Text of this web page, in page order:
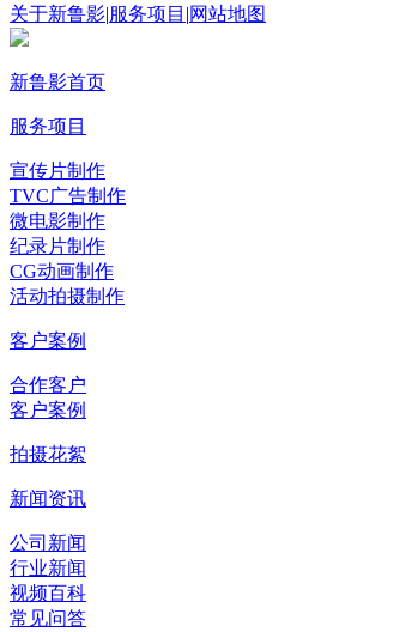
关于新鲁影|服务项目 |网站地图
新鲁影首页
服务项目
宣传片制作
TVC广告制作
微电影制作
纪录片制作
CG动画制作
活动拍摄制作
客户案例
合作客户
客户案例
拍摄花絮
新闻资讯
公司新闻
行业新闻
视频百科
常见问答